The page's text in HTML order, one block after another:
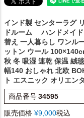
インド製 センターラグ
ドルーム ハンドメイ
替え 一人暮らし ワンル
ットン ウール
秋 冬 吸湿 速乾 保温 絨
幅140 おしゃれ 北欧
ト エスニック オリエン
商品番号34595
販売価格 ¥9,000税込